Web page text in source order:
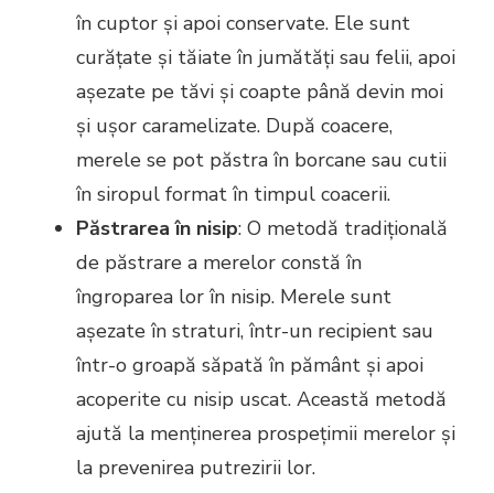
în cuptor și apoi conservate. Ele sunt
curățate și tăiate în jumătăți sau felii, apoi
așezate pe tăvi și coapte până devin moi
și ușor caramelizate. După coacere,
merele se pot păstra în borcane sau cutii
în siropul format în timpul coacerii.
Păstrarea în nisip: O metodă tradițională
de păstrare a merelor constă în
îngroparea lor în nisip. Merele sunt
așezate în straturi, într-un recipient sau
într-o groapă săpată în pământ și apoi
acoperite cu nisip uscat. Această metodă
ajută la menținerea prospețimii merelor și
la prevenirea putrezirii lor.